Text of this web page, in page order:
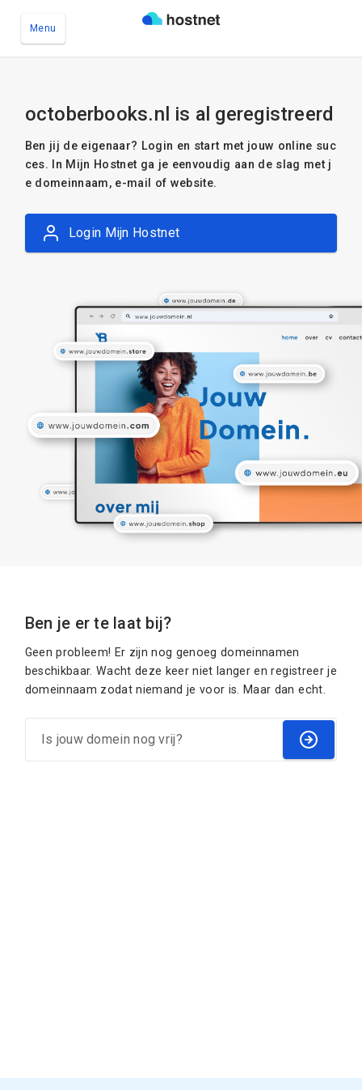
Menu
octoberbooks.nl is al geregistreerd
Ben jij de eigenaar? Login en start met jouw online suc
ces. In Mijn Hostnet ga je eenvoudig aan de slag met j
e domeinnaam, e-mail of website.
Login Mijn Hostnet
Ben je er te laat bij?
Geen probleem! Er zijn nog genoeg domeinnamen
beschikbaar. Wacht deze keer niet langer en registreer je
domeinnaam zodat niemand je voor is. Maar dan echt.